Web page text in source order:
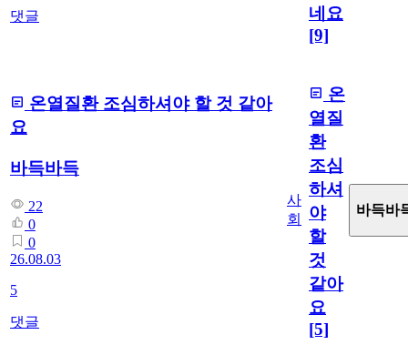
댓글
네요
[9]
온열질환 조심하셔야 할 것 같아
요
바득바득
22
0
0
26.08.03
5
댓글
사
회
온
열질
환
조심
하셔
야
할
것
같아
요
[5]
바득바